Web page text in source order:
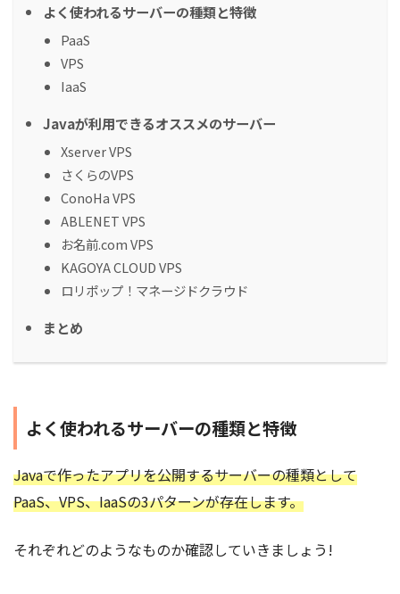
よく使われるサーバーの種類と特徴
PaaS
VPS
IaaS
Javaが利用できるオススメのサーバー
Xserver VPS
さくらのVPS
ConoHa VPS
ABLENET VPS
お名前.com VPS
KAGOYA CLOUD VPS
ロリポップ！マネージドクラウド
まとめ
よく使われるサーバーの種類と特徴
Javaで作ったアプリを公開するサーバーの種類として
PaaS、VPS、IaaSの3パターンが存在します。
それぞれどのようなものか確認していきましょう!